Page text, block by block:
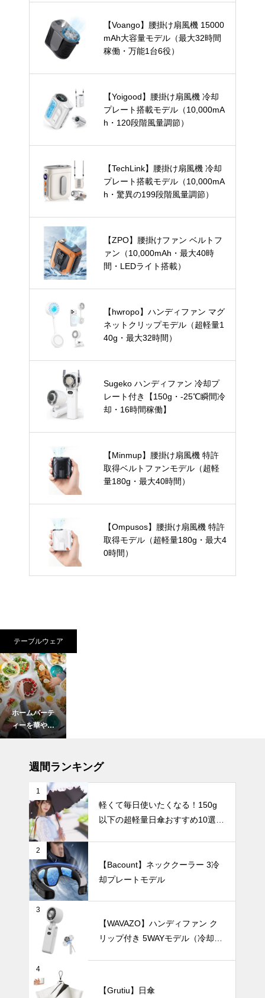
【Voango】腰掛け扇風機 15000
mAh大容量モデル（最大32時間
稼働・万能1台6役）
【Yoigood】腰掛け扇風機 冷却
プレート搭載モデル（10,000mA
h・120段階風量調節）
【TechLink】腰掛け扇風機 冷却
プレート搭載モデル（10,000mA
h・驚異の199段階風量調節）
【ZPO】腰掛けファン ベルトフ
ァン（10,000mAh・最大40時
間・LEDライト搭載）
【hwropo】ハンディファン マグ
ネットクリップモデル（超軽量1
40g・最大32時間）
Sugeko ハンディファン 冷却プ
レート付き【150g・-25℃瞬間冷
却・16時間稼働】
【Minmup】腰掛け扇風機 特許
取得ベルトファンモデル（超軽
量180g・最大40時間）
【Ompusos】腰掛け扇風機 特許
取得モデル（超軽量180g・最大4
0時間）
テーブルウェア
ホームパーテ
ィーを華やか
に彩る、おし
食器15選。
【2025年最
新版】シーン
や好みで選べ
る日傘の完全
ガイド ～折
りたたみ・晴
雨兼用・フェ
ミニン・形状
記憶・自動開
閉・超軽量・
メンズ・くす
で、人気の日
傘を徹底比較
UV・雨対策
くすみカラー
でさりげなく
紫外線対策。
おしゃれで上
品なニュアン
スカラーの日
テーブルウェア
週間ランキング
1
軽くて毎日使いたくなる！150g
以下の超軽量日傘おすすめ10選
2
【Bacount】ネッククーラー 3冷
却プレートモデル
3
【WAVAZO】ハンディファン ク
リップ付き 5WAYモデル（冷却プ
4
【Grutiu】日傘